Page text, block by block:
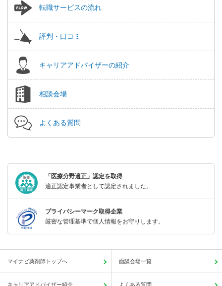
転職サービスの流れ
評判・口コミ
キャリアアドバイザーの紹介
相談会場
よくある質問
「医療分野適正」認定を取得
適正認定事業者として認定されました。
プライバシーマーク取得企業
厳密な管理基準で個人情報をお守りします。
マイナビ薬剤師トップへ 面談会場一覧
キャリアアドバイザー紹介 よくある質問